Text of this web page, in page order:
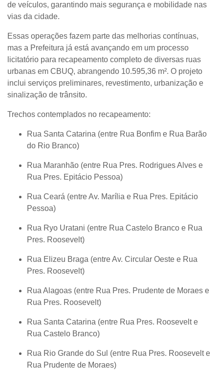
de veículos, garantindo mais segurança e mobilidade nas
vias da cidade.
Essas operações fazem parte das melhorias contínuas,
mas a Prefeitura já está avançando em um processo
licitatório para recapeamento completo de diversas ruas
urbanas em CBUQ, abrangendo 10.595,36 m². O projeto
inclui serviços preliminares, revestimento, urbanização e
sinalização de trânsito.
Trechos contemplados no recapeamento:
Rua Santa Catarina (entre Rua Bonfim e Rua Barão
do Rio Branco)
Rua Maranhão (entre Rua Pres. Rodrigues Alves e
Rua Pres. Epitácio Pessoa)
Rua Ceará (entre Av. Marília e Rua Pres. Epitácio
Pessoa)
Rua Ryo Uratani (entre Rua Castelo Branco e Rua
Pres. Roosevelt)
Rua Elizeu Braga (entre Av. Circular Oeste e Rua
Pres. Roosevelt)
Rua Alagoas (entre Rua Pres. Prudente de Moraes e
Rua Pres. Roosevelt)
Rua Santa Catarina (entre Rua Pres. Roosevelt e
Rua Castelo Branco)
Rua Rio Grande do Sul (entre Rua Pres. Roosevelt e
Rua Prudente de Moraes)